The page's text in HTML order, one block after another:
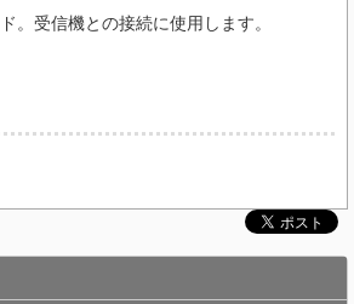
。受信機との接続に使用します。